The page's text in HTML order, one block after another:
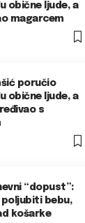
obične ljude, a
magarcem
poručio
obične ljude, a
s
“dopust”:
poljubiti bebu,
košarke